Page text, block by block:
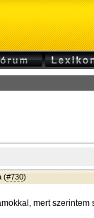
(#730)
mert szerintem